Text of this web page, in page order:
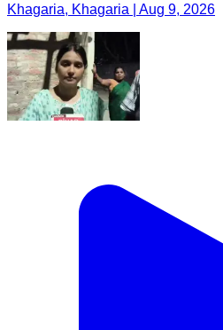
Khagaria, Khagaria | Aug 9, 2026